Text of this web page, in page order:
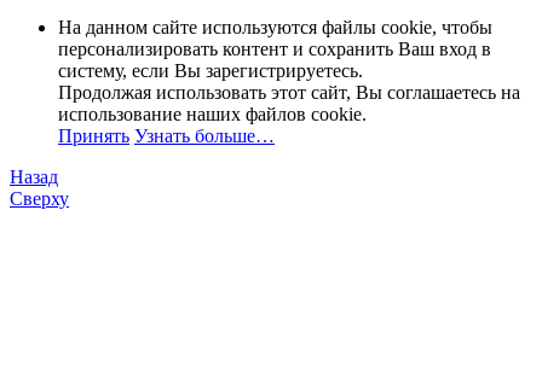
На данном сайте используются файлы cookie, чтобы
персонализировать контент и сохранить Ваш вход в
систему, если Вы зарегистрируетесь.
Продолжая использовать этот сайт, Вы соглашаетесь на
использование наших файлов cookie.
Принять Узнать больше…
Назад
Сверху